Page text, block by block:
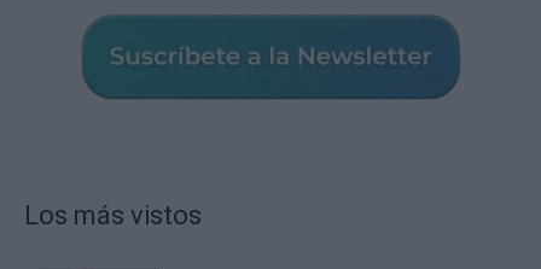
Los más vistos